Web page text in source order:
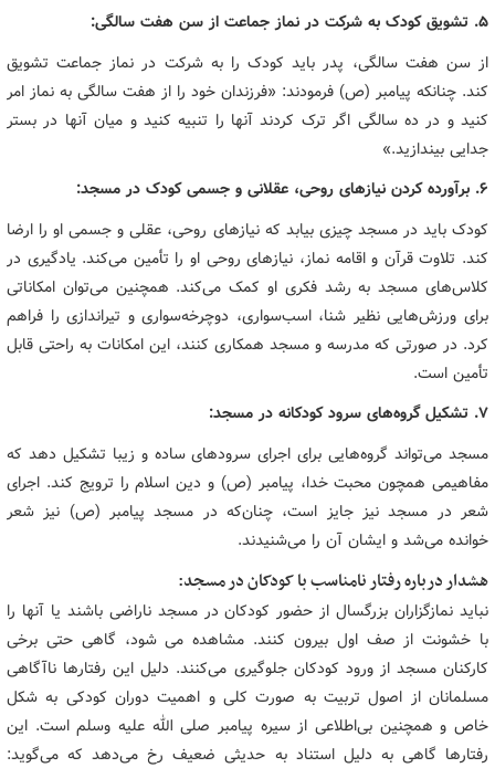
۵. تشویق کودک به شرکت در نماز جماعت از سن هفت سالگی:
از سن هفت سالگی، پدر باید کودک را به شرکت در نماز جماعت تشویق
کند. چنانکه پیامبر (ص) فرمودند: «فرزندان خود را از هفت سالگی به نماز امر
کنید و در ده سالگی اگر ترک کردند آنها را تنبیه کنید و میان آنها در بستر
جدایی بیندازید.»
۶. برآورده کردن نیازهای روحی، عقلانی و جسمی کودک در مسجد:
کودک باید در مسجد چیزی بیابد که نیازهای روحی، عقلی و جسمی او را ارضا
کند. تلاوت قرآن و اقامه نماز، نیازهای روحی او را تأمین می‌کند. یادگیری در
کلاس‌های مسجد به رشد فکری او کمک می‌کند. همچنین می‌توان امکاناتی
برای ورزش‌هایی نظیر شنا، اسب‌سواری، دوچرخه‌سواری و تیراندازی را فراهم
کرد. در صورتی که مدرسه و مسجد همکاری کنند، این امکانات به راحتی قابل
تأمین است.
۷. تشکیل گروه‌های سرود کودکانه در مسجد:
مسجد می‌تواند گروه‌هایی برای اجرای سرودهای ساده و زیبا تشکیل دهد که
مفاهیمی همچون محبت خدا، پیامبر (ص) و دین اسلام را ترویج کند. اجرای
شعر در مسجد نیز جایز است، چنان‌که در مسجد پیامبر (ص) نیز شعر
خوانده می‌شد و ایشان آن را می‌شنیدند.
هشدار درباره رفتار نامناسب با کودکان در مسجد:
نباید نمازگزاران بزرگسال از حضور کودکان در مسجد ناراضی باشند یا آنها را
با خشونت از صف اول بیرون کنند. مشاهده می شود، گاهی حتی برخی
کارکنان مسجد از ورود کودکان جلوگیری می‌کنند. دلیل این رفتارها ناآگاهی
مسلمانان از اصول تربیت به صورت کلی و اهمیت دوران کودکی به شکل
خاص و همچنین بی‌اطلاعی از سیره پیامبر صلی الله علیه وسلم است. این
رفتارها گاهی به دلیل استناد به حدیثی ضعیف رخ می‌دهد که می‌گوید: